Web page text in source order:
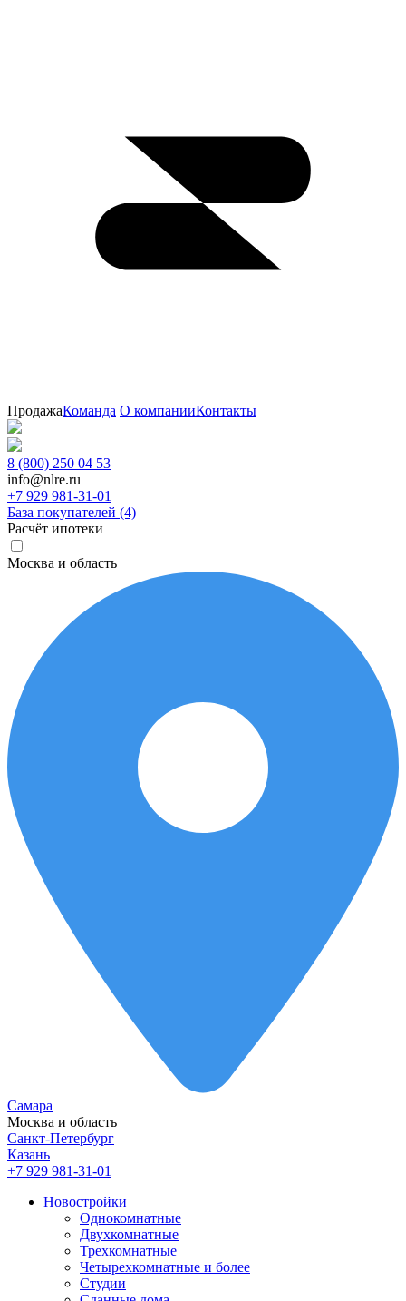
ПродажаКоманда О компанииКонтакты
8 (800) 250 04 53
info@nlre.ru
+7 929 981-31-01
База покупателей (4)
Расчёт ипотеки
Москва и область
Самара
Москва и область
Санкт-Петербург
Казань
+7 929 981-31-01
Новостройки
Однокомнатные
Двухкомнатные
Трехкомнатные
Четырехкомнатные и более
Студии